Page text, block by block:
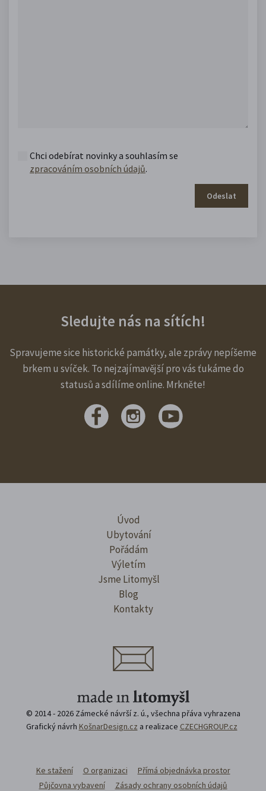
Chci odebírat novinky a souhlasím se
zpracováním osobních údajů.
Odeslat
Sledujte nás na sítích!
Spravujeme sice historické památky, ale zprávy nepíšeme
brkem u svíček. To nejzajímavější pro vás ťukáme do
statusů a sdílíme online. Mrkněte!
Úvod
Ubytování
Pořádám
Výletím
Jsme Litomyšl
Blog
Kontakty
© 2014 - 2026 Zámecké návrší z. ú., všechna přáva vyhrazena
Grafický návrh KošnarDesign.cz a realizace CZECHGROUP.cz
Ke stažení O organizaci
Přímá objednávka prostor
Půjčovna vybavení
Zásady ochrany osobních údajů